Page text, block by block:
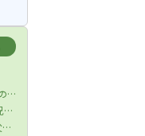
父が生前、相談者へ実家不動産を相続させる旨の書面を作成していたものの、当該書面が遺言書の要件を満たしていなかった件
父が亡くなり、母も他界しているため、相続人は兄と私の2名でした。兄の財産目録を信じて遺産分割協議を行い、半分の金銭を受け取りました。兄が相続税申告も済ませてくれたため、手続きは終了したと思っていました。しかし、先月税務署から、父の口座から兄が1000万円を自分の口座に移していたと判明し、その金額を相続財産に加え、修正申告と追加の相続税を支払うよう求められました。取り分を主張できるのか、また追加の相続税を支払う必要があるのでしょうか？
父は不動産を複数持っており、戸建ての建物を父の知人に貸していました。役所から連絡があり、どうやら半年ほど前に賃借人が亡くなっており、現在、空き家になってしまっているということでした。まずは、賃借人の相続人に連絡をするよう言われましたが、役所は相続人の連絡先を教えてくれませんでした。私は賃借人の方と一度もお会いしたことがなく、相続人ももちろん把握していません。どうすればよいですか？